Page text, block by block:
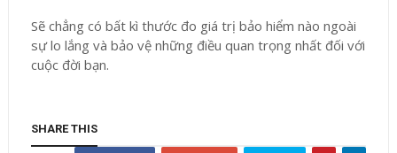
Sẽ chẳng có bất kì thước đo giá trị bảo hiểm nào ngoài
sự lo lắng và bảo vệ những điều quan trọng nhất đối với
cuộc đời bạn.
SHARE THIS